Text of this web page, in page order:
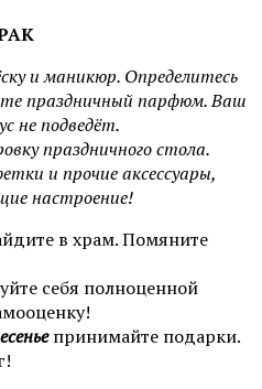
и маникюр. Определитесь
праздничный парфюм. Ваш
не подведёт.
праздничного стола.
и прочие аксессуары,
настроение!
в храм. Помяните
себя полноценной
принимайте подарки.